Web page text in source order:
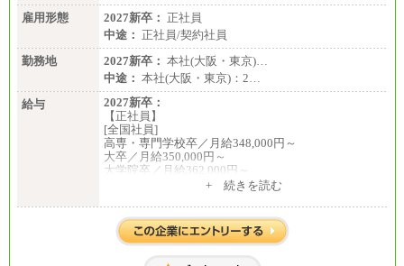
雇用形態
2027新卒： 正社員
中途： 正社員/契約社員
勤務地
2027新卒： 本社(大阪・東京)…
中途： 本社(大阪・東京)：2…
給与
2027新卒：
【正社員】
[全国社員]
高専・専門学校卒／月給348,000円～
大卒／月給350,000円～
大学院卒／月給362,000円～
[地域社員]月給295,000円～
【正社員】
[全国社員]月給348,000円～
[地域社員]月給295,000円～
+ 続きを読む